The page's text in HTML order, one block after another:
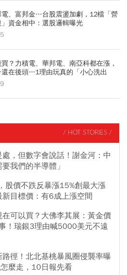
電、富邦金…台股震盪加劇，12檔「營
資金相中：選股邏輯曝光
？力積電、華邦電、南亞科都在漲，
還在後頭…1理由玩真的「小心洗出
/ HOT STORIES /
，但數字會說話！謝金河：中
我們的半導體」
股價不跌反暴漲15%創最大漲
目標價：有6成上漲空間
可以買？大佛李其展：黃金價
！瑞銀3理由喊5000美元不遠
徑！北北基桃暴風圈侵襲率曝
麼走，10日報先看